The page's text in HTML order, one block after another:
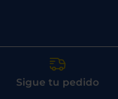
Sigue tu pedido